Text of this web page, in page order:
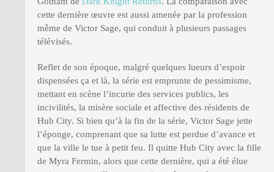
cette dernière œuvre est aussi amenée par la profession
même de Victor Sage, qui conduit à plusieurs passages
télévisés.
Reflet de son époque, malgré quelques lueurs d’espoir
dispensées ça et là, la série est emprunte de pessimisme,
mettant en scène l’incurie des services publics, les
incivilités, la misère sociale et affective des résidents de
Hub City. Si bien qu’à la fin de la série, Victor Sage jette
l’éponge, comprenant que sa lutte est perdue d’avance et
que la ville le tue à petit feu. Il quitte Hub City avec la fille
de Myra Fermin, alors que cette dernière, qui a été élue